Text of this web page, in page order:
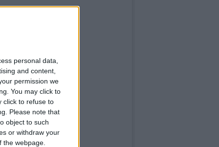
personal data,
and content,
permission we
You may click to
click to refuse to
Please note that
object to such
or withdraw your
webpage.